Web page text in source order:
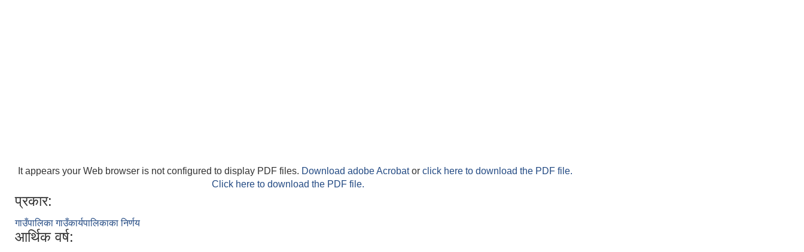
It appears your Web browser is not configured to display PDF files. Download adobe Acrobator click here to download the PDF file.
Click here to download the PDF file.
प्रकार:
गाउँपालिका गाउँकार्यपालिकाका निर्णय
आर्थिक वर्ष: